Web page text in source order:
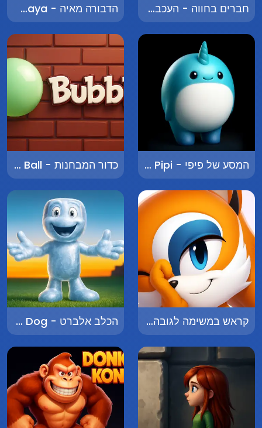
חברים בחווה - העכבר המקפץ - Friends on the Farm - The Bouncing Mouse הדבורה מאיה - The Bee Maya
המסע של פיפי - The Journey of Pipi כדור המבחנות - Test Tube Ball
קראש במשימה לגובה - Crash on a High Mission הכלב אלברט - Albert the Dog